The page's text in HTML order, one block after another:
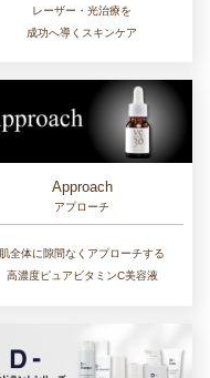
レーザー・光治療を
成功へ導くスキンケア
Approach
アプローチ
肌全体に隙間なくアプローチする
高濃度ピュアビタミンC美容液